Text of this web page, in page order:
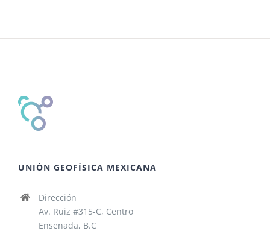
UNIÓN GEOFÍSICA MEXICANA
Dirección
Av. Ruiz #315-C, Centro
Ensenada, B.C